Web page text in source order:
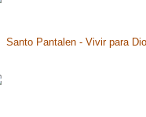
Santo Pantalen - Vivir para